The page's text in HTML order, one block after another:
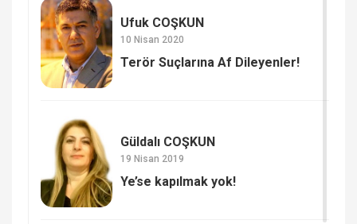
Ufuk COŞKUN
10 Nisan 2020
Terör Suçlarına Af Dileyenler!
Güldalı COŞKUN
19 Nisan 2019
Ye’se kapılmak yok!